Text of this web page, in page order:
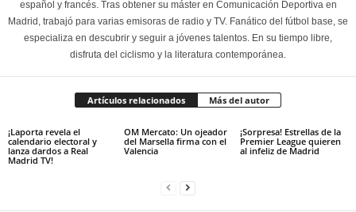
español y francés. Tras obtener su máster en Comunicación Deportiva en
Madrid, trabajó para varias emisoras de radio y TV. Fanático del fútbol base, se
especializa en descubrir y seguir a jóvenes talentos. En su tiempo libre,
disfruta del ciclismo y la literatura contemporánea.
Artículos relacionados Más del autor
¡Laporta revela el
calendario electoral y
lanza dardos a Real
Madrid TV!
OM Mercato: Un ojeador
del Marsella firma con el
Valencia
¡Sorpresa! Estrellas de la
Premier League quieren
al infeliz de Madrid